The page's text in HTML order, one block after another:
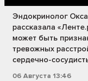
Эндокринолог
рассказала
может быть
тревожных
сердечно-
06 Августа 13:46